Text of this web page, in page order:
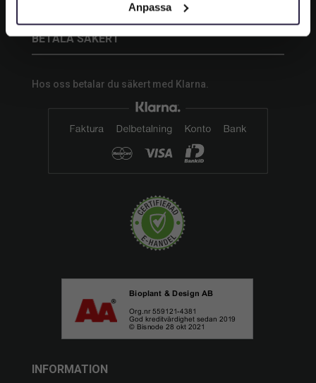
Anpassa
BETALA SÄKERT
Hos oss betalar du säkert med Klarna.
INFORMATION